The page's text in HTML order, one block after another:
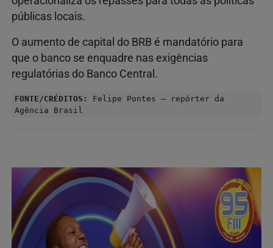
públicas locais.
O aumento de capital do BRB é mandatório para
que o banco se enquadre nas exigências
regulatórias do Banco Central.
FONTE/CRÉDITOS:
Felipe Pontes – repórter da
Agência Brasil